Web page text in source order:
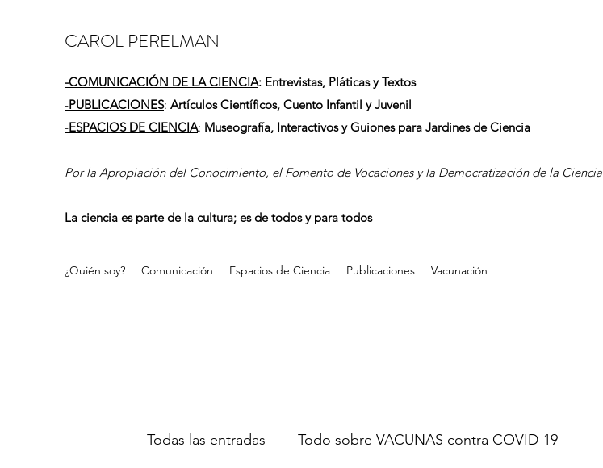
CAROL PERELMAN
-COMUNICACIÓN DE LA CIENCIA: Entrevistas, Pláticas y Textos
-PUBLICACIONES: Artículos Científicos, Cuento Infantil y Juvenil
-ESPACIOS DE CIENCIA: Museografía, Interactivos y Guiones para Jardines de Ciencia
Por la Apropiación del Conocimiento, el Fomento de Vocaciones y la Democratización de la Ciencia
La ciencia es parte de la cultura; es de todos y para todos
¿Quién soy? Comunicación Espacios de Ciencia Publicaciones Vacunación
Todas las entradas Todo sobre VACUNAS contra COVID-19